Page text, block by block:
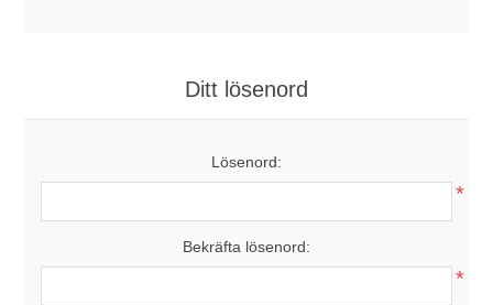
Ditt lösenord
Lösenord:
*
Bekräfta lösenord:
*